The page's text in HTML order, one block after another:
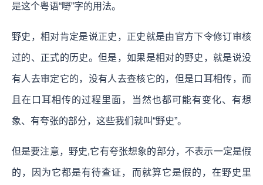
是这个粤语“嘢”字的用法。
野史，相对肯定是说正史，正史就是由官方下令修订审核
过的、正式的历史。但是，如果是相对的野史，就是说没
有人去审定它的，没有人去查核它的，但是口耳相传，而
且在口耳相传的过程里面，当然也都可能有变化、有想
象、有夸张的部分，这些我们就叫“野史”。
但是要注意，野史,它有夸张想象的部分，不表示一定是假
的，因为它都是有待查证，而就算它是假的，在野史里